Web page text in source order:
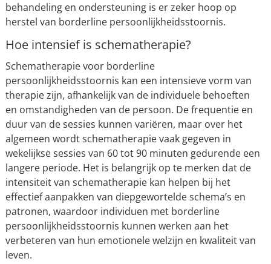
behandeling en ondersteuning is er zeker hoop op
herstel van borderline persoonlijkheidsstoornis.
Hoe intensief is schematherapie?
Schematherapie voor borderline
persoonlijkheidsstoornis kan een intensieve vorm van
therapie zijn, afhankelijk van de individuele behoeften
en omstandigheden van de persoon. De frequentie en
duur van de sessies kunnen variëren, maar over het
algemeen wordt schematherapie vaak gegeven in
wekelijkse sessies van 60 tot 90 minuten gedurende een
langere periode. Het is belangrijk op te merken dat de
intensiteit van schematherapie kan helpen bij het
effectief aanpakken van diepgewortelde schema’s en
patronen, waardoor individuen met borderline
persoonlijkheidsstoornis kunnen werken aan het
verbeteren van hun emotionele welzijn en kwaliteit van
leven.